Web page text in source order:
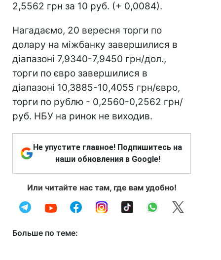
2,5562 грн за 10 руб. (+ 0,0084).
Нагадаємо, 20 вересня торги по
долару на міжбанку завершилися в
діапазоні 7,9340-7,9450 грн/дол.,
торги по євро завершилися в
діапазоні 10,3885-10,4055 грн/євро,
торги по рублю - 0,2560-0,2562 грн/
руб. НБУ на ринок не виходив.
Не упустите главное! Подпишитесь на
наши обновления в Google!
Или читайте нас там, где вам удобно!
Больше по теме: